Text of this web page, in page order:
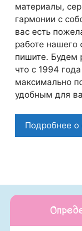
материалы,
гармонии с
вас есть
работе нашего
пишите. Будем
что c 1994
максимально
удобным для
Подробнее